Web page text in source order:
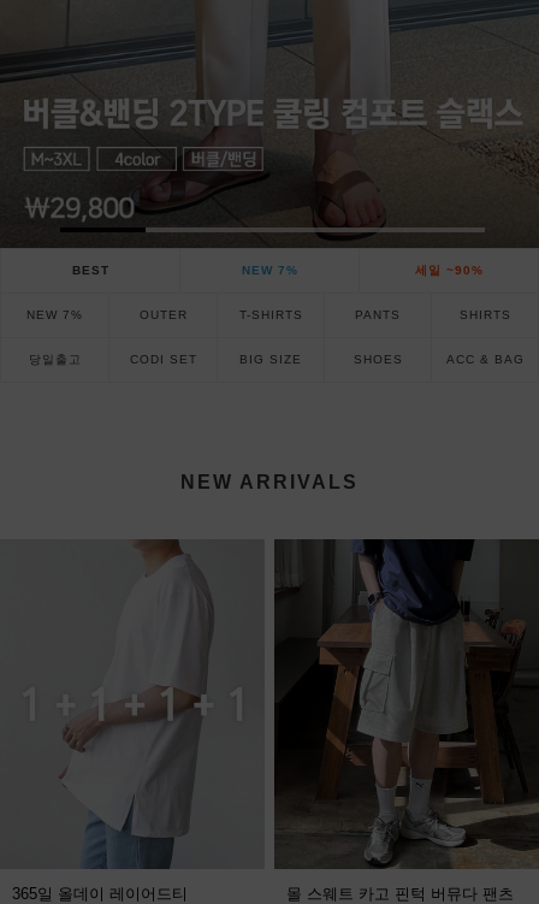
BEST NEW 7% 세일 ~90%
NEW 7% OUTER T-SHIRTS PANTS SHIRTS
당일출고 CODI SET BIG SIZE SHOES ACC & BAG
NEW ARRIVALS
365일 올데이 레이어드티
몰 스웨트 카고 핀턱 버뮤다 팬츠